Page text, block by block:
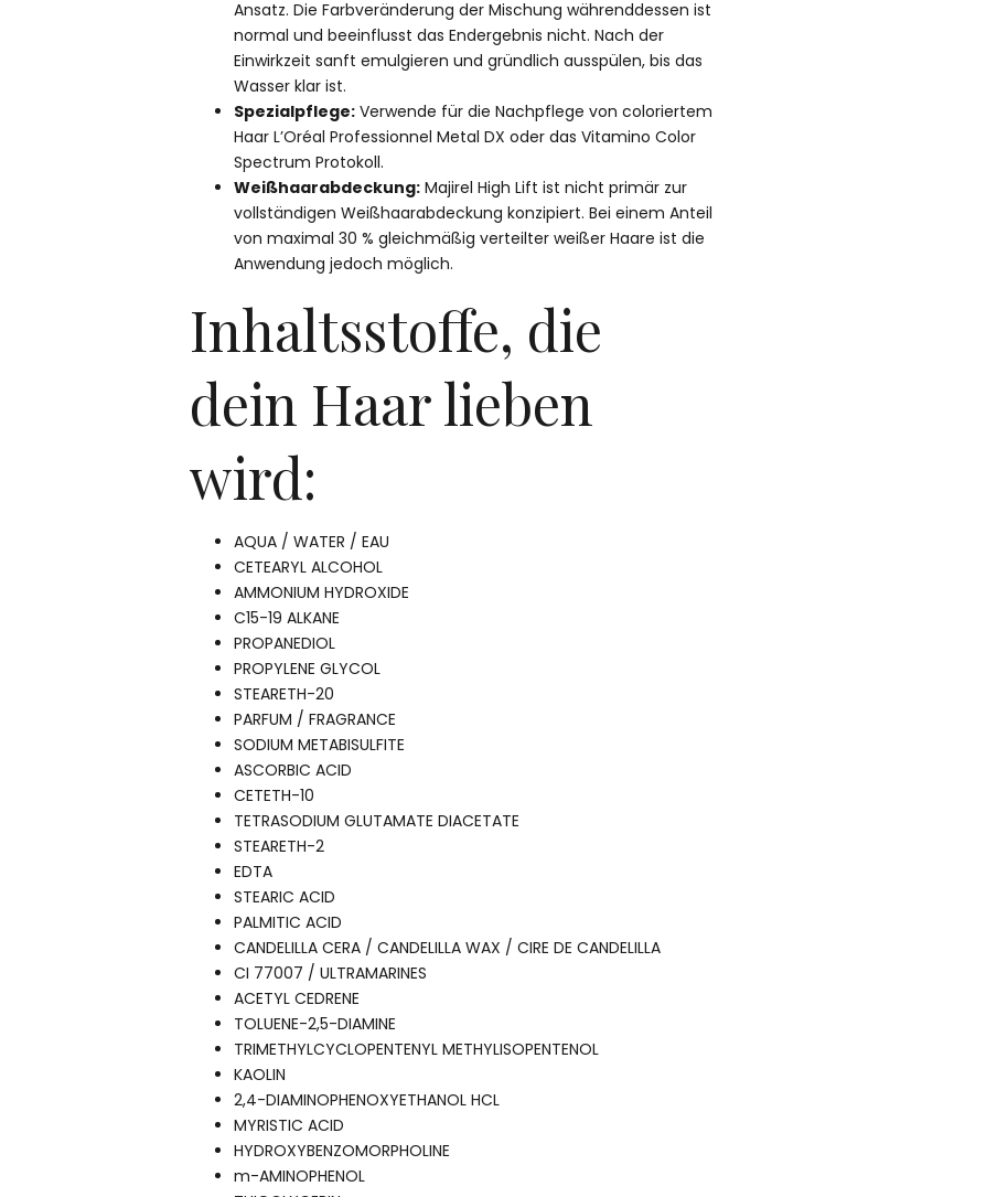
Ansatz. Die Farbveränderung der Mischung währenddessen ist
normal und beeinflusst das Endergebnis nicht. Nach der
Einwirkzeit sanft emulgieren und gründlich ausspülen, bis das
Wasser klar ist.
Spezialpflege: Verwende für die Nachpflege von coloriertem
Haar L’Oréal Professionnel Metal DX oder das Vitamino Color
Spectrum Protokoll.
Weißhaarabdeckung: Majirel High Lift ist nicht primär zur
vollständigen Weißhaarabdeckung konzipiert. Bei einem Anteil
von maximal 30 % gleichmäßig verteilter weißer Haare ist die
Anwendung jedoch möglich.
Inhaltsstoffe, die
dein Haar lieben
wird:
AQUA / WATER / EAU
CETEARYL ALCOHOL
AMMONIUM HYDROXIDE
C15-19 ALKANE
PROPANEDIOL
PROPYLENE GLYCOL
STEARETH-20
PARFUM / FRAGRANCE
SODIUM METABISULFITE
ASCORBIC ACID
CETETH-10
TETRASODIUM GLUTAMATE DIACETATE
STEARETH-2
EDTA
STEARIC ACID
PALMITIC ACID
CANDELILLA CERA / CANDELILLA WAX / CIRE DE CANDELILLA
CI 77007 / ULTRAMARINES
ACETYL CEDRENE
TOLUENE-2,5-DIAMINE
TRIMETHYLCYCLOPENTENYL METHYLISOPENTENOL
KAOLIN
2,4-DIAMINOPHENOXYETHANOL HCL
MYRISTIC ACID
HYDROXYBENZOMORPHOLINE
m-AMINOPHENOL